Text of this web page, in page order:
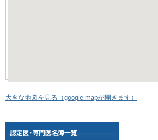
大きな地図を見る（google mapが開きます）